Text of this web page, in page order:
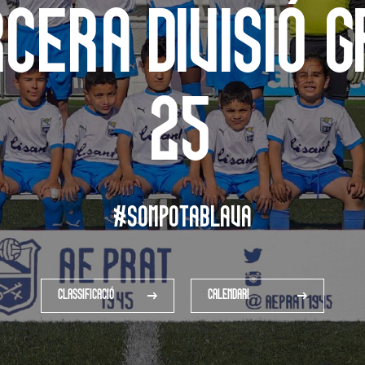
Divisió
25
#SOMPOTABLAVA
CLASSIFICACIÓ CALENDARI